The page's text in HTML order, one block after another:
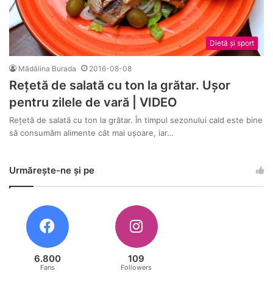
Dietă și sport
Mădălina Burada 2016-08-08
Rețetă de salată cu ton la grătar. Ușor
pentru zilele de vară | VIDEO
Rețetă de salată cu ton la grătar. În timpul sezonului cald este bine
să consumăm alimente cât mai ușoare, iar…
Urmărește-ne și pe
6.800
Fans
109
Followers